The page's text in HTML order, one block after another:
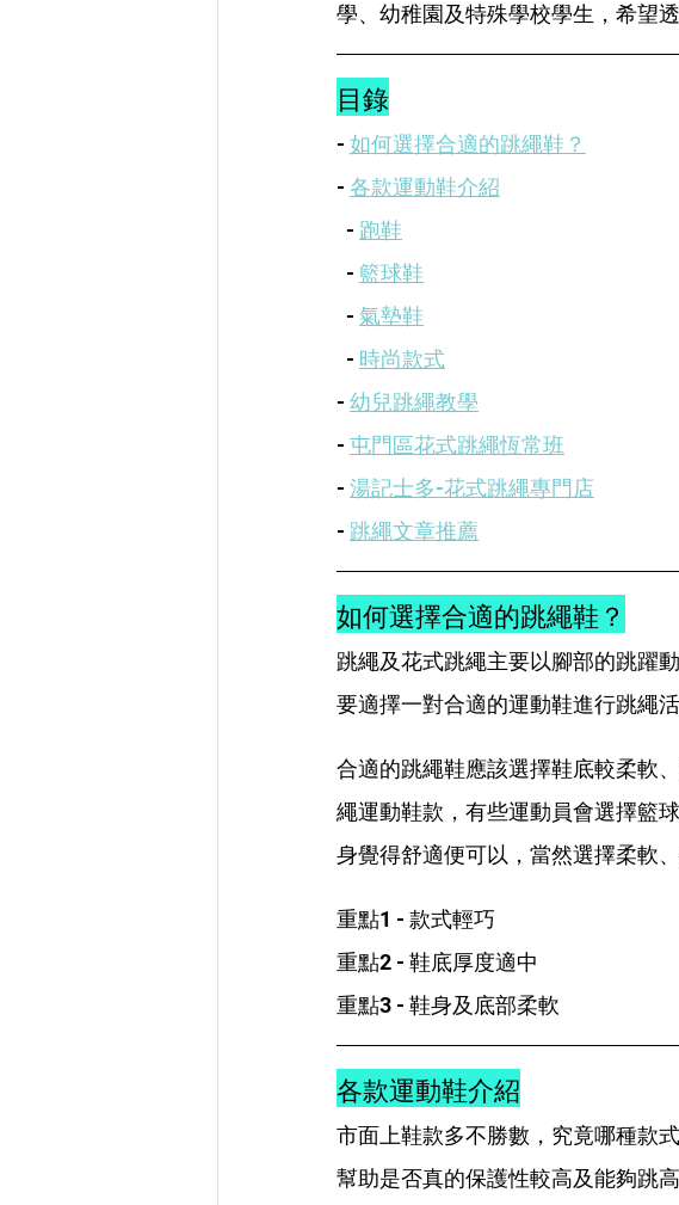
學、幼稚園及特殊學校學生，希望
目錄
- 如何選擇合適的跳繩鞋？
- 各款運動鞋介紹
  -
跑鞋
  -
籃球鞋
  -
氣墊鞋
  -
時尚款式
- 幼兒跳繩教學
- 屯門區花式跳繩恆常班
- 湯記士多-花式跳繩專門店
- 跳繩文章推薦
如何選擇合適的跳繩鞋？
跳繩及花式跳繩主要以腳部的跳躍
要適擇一對合適的運動鞋進行跳繩
合適的跳繩鞋應該選擇鞋底較柔軟
繩運動鞋款，有些運動員會選擇籃
身覺得舒適便可以，當然選擇柔軟
重點1 - 款式輕巧
重點2 - 鞋底厚度適中
重點3 - 鞋身及底部柔軟
各款運動鞋介紹
市面上鞋款多不勝數，究竟哪種款
幫助是否真的保護性較高及能夠跳